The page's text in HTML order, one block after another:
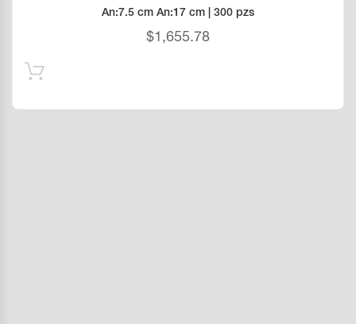
An:7.5 cm An:17 cm | 300 pzs
$1,655.78